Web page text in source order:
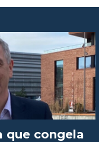
que congela